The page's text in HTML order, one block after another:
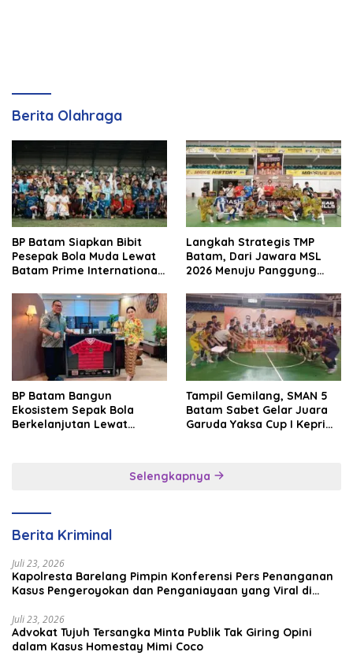
Berita Olahraga
BP Batam Siapkan Bibit
Pesepak Bola Muda Lewat
Batam Prime International
Langkah Strategis TMP
Batam, Dari Jawara MSL
2026 Menuju Panggung
BP Batam Bangun
Ekosistem Sepak Bola
Berkelanjutan Lewat
Tampil Gemilang, SMAN 5
Batam Sabet Gelar Juara
Garuda Yaksa Cup I Kepri
Selengkapnya
Berita Kriminal
Juli 23, 2026
Kapolresta Barelang Pimpin Konferensi Pers Penanganan
Kasus Pengeroyokan dan Penganiayaan yang Viral di
Juli 23, 2026
Advokat Tujuh Tersangka Minta Publik Tak Giring Opini
dalam Kasus Homestay Mimi Coco